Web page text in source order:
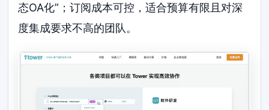
态OA化”；订阅成本可控，适合预算有限且对深
度集成要求不高的团队。